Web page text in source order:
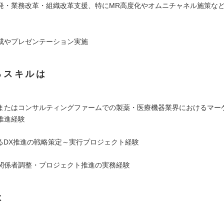
・業務改革・組織改革支援、特にMR高度化やオムニチャネル施策な
やプレゼンテーション実施
キルは
たはコンサルティングファームでの製薬・医療機器業界におけるマー
進経験
DX推進の戦略策定～実行プロジェクト経験
係者調整・プロジェクト推進の実務経験